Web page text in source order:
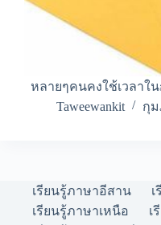
หลายๆคนคงใช้เวลา
Taweewankit
กุม
เรียนรู้ภาษาอีสาน
เรียนรู้ภาษาเหนือ
เ